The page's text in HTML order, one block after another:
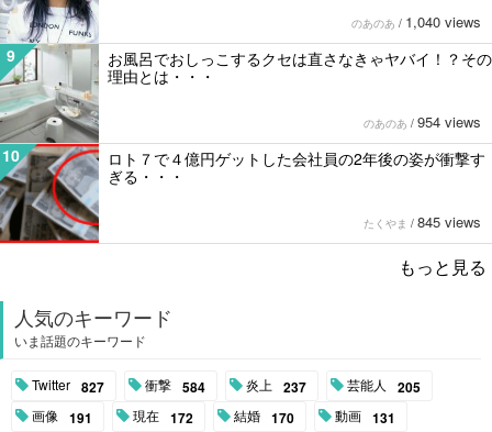
のあのあ / 1,040 views
9
お風呂でおしっこするクセは直さなきゃヤバイ！？その
理由とは・・・
のあのあ / 954 views
10
ロト７で４億円ゲットした会社員の2年後の姿が衝撃す
ぎる・・・
たくやま / 845 views
もっと見る
人気のキーワード
いま話題のキーワード
Twitter 827 衝撃 584 炎上 237 芸能人 205
画像 191 現在 172 結婚 170 動画 131